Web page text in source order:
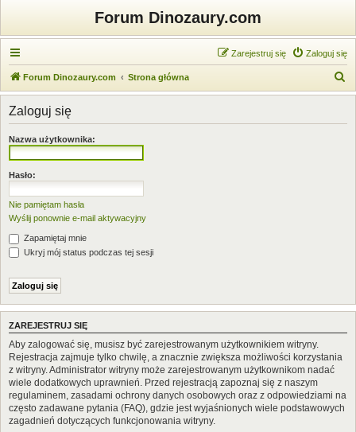
Forum Dinozaury.com
Zaloguj się
Zarejestruj się
Forum Dinozaury.com Strona główna
z
Zaloguj się
Nazwa użytkownika:
Hasło:
Nie pamiętam hasła
Wyślij ponownie e-mail aktywacyjny
Zapamiętaj mnie
Ukryj mój status podczas tej sesji
ZAREJESTRUJ SIĘ
Aby zalogować się, musisz być zarejestrowanym użytkownikiem witryny.
Rejestracja zajmuje tylko chwilę, a znacznie zwiększa możliwości korzystania
z witryny. Administrator witryny może zarejestrowanym użytkownikom nadać
wiele dodatkowych uprawnień. Przed rejestracją zapoznaj się z naszym
regulaminem, zasadami ochrony danych osobowych oraz z odpowiedziami na
często zadawane pytania (FAQ), gdzie jest wyjaśnionych wiele podstawowych
zagadnień dotyczących funkcjonowania witryny.